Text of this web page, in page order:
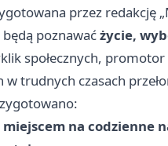
przez redakcję
będą poznawaćżycie,
społecznych,
trudnych czasach
na codzienne